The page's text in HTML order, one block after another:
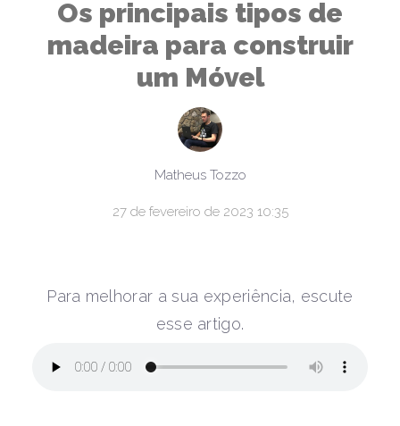
Os principais tipos de
madeira para construir
um Móvel
Matheus Tozzo
27 de fevereiro de 2023 10:35
Para melhorar a sua experiência, escute
esse artigo.